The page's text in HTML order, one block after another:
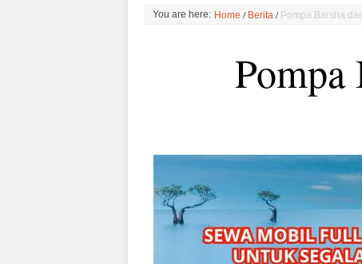
You are here: Home / Berita / Pompa Barsha
Pompa